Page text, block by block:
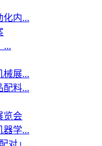
化内...
...
械展...
配料...
览会
器学...
对」...